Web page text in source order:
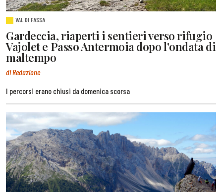
VAL DI FASSA
Gardeccia, riaperti i sentieri verso rifugio
Vajolet e Passo Antermoia dopo l'ondata di
maltempo
di Redazione
I percorsi erano chiusi da domenica scorsa